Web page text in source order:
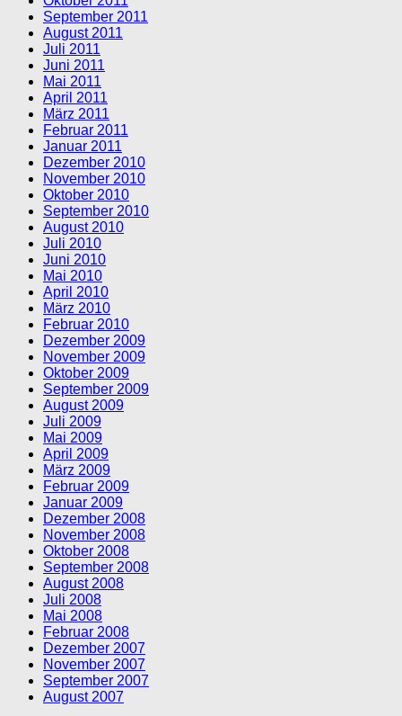
September 2011
August 2011
Juli 2011
Juni 2011
Mai 2011
April 2011
März 2011
Februar 2011
Januar 2011
Dezember 2010
November 2010
Oktober 2010
September 2010
August 2010
Juli 2010
Juni 2010
Mai 2010
April 2010
März 2010
Februar 2010
Dezember 2009
November 2009
Oktober 2009
September 2009
August 2009
Juli 2009
Mai 2009
April 2009
März 2009
Februar 2009
Januar 2009
Dezember 2008
November 2008
Oktober 2008
September 2008
August 2008
Juli 2008
Mai 2008
Februar 2008
Dezember 2007
November 2007
September 2007
August 2007